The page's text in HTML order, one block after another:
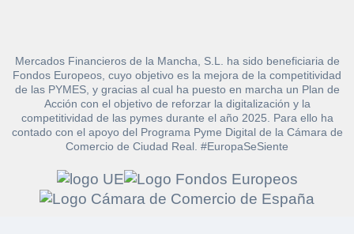
Mercados Financieros de la Mancha, S.L. ha sido beneficiaria de
Fondos Europeos, cuyo objetivo es la mejora de la competitividad
de las PYMES, y gracias al cual ha puesto en marcha un Plan de
Acción con el objetivo de reforzar la digitalización y la
competitividad de las pymes durante el año 2025. Para ello ha
contado con el apoyo del Programa Pyme Digital de la Cámara de
Comercio de Ciudad Real. #EuropaSeSiente